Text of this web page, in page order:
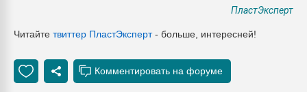
ПластЭксперт
Читайте твиттер ПластЭксперт- больше, интересней!